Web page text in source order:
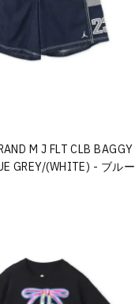
M J FLT CLB BAGGY
GREY/(WHITE) - ブルー